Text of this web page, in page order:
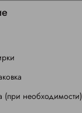
(при необходимости)